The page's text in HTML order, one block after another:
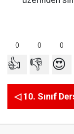
0 0 0
👍 👎 😍
◁ 10. Sınıf